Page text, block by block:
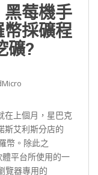
黑莓機手
採礦程
礦?
在上個月，星巴克
斯艾利斯分店的
幣。除此之
平台所使用的一
覽器專用的